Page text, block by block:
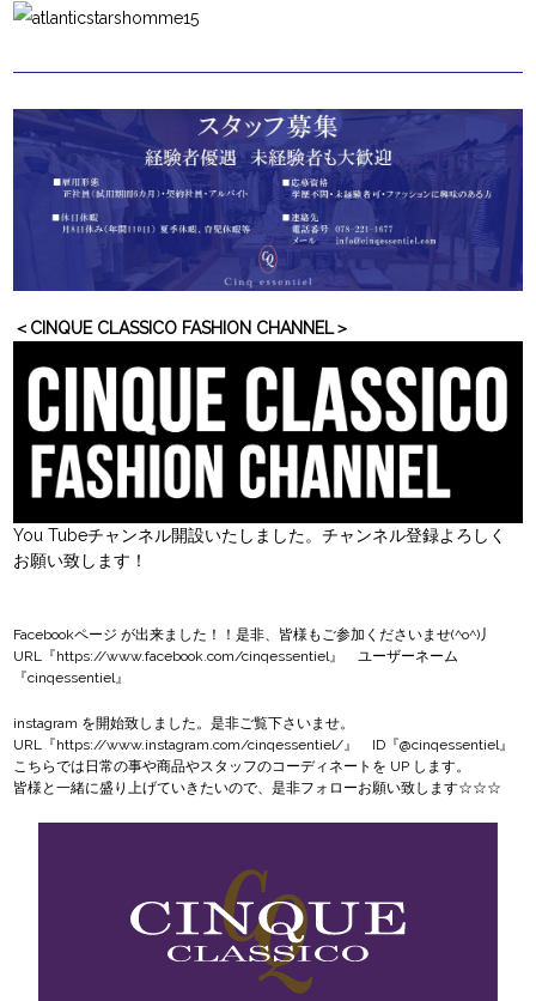
＜CINQUE CLASSICO FASHION CHANNEL＞
You Tubeチャンネル開設いたしました。チャンネル登録よろしく
お願い致します！
Facebookページ が出来ました！！是非、皆様もご参加くださいませ(^o^)丿
URL『https://www.facebook.com/cinqessentiel』 ユーザーネーム
『cinqessentiel』
instagram を開始致しました。是非ご覧下さいませ。
URL『https://www.instagram.com/cinqessentiel/』 ID『@cinqessentiel』
こちらでは日常の事や商品やスタッフのコーディネートを UP します。
皆様と一緒に盛り上げていきたいので、是非フォローお願い致します☆☆☆